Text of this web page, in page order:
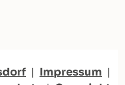
| Impressum |